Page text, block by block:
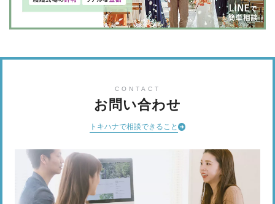
CONTACT
お問い合わせ
トキハナで相談できること